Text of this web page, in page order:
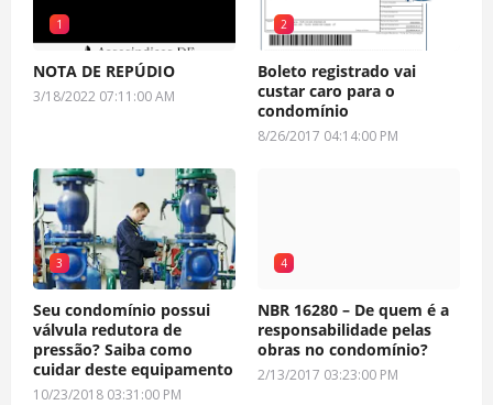
1
NOTA DE REPÚDIO
3/18/2022 07:11:00 AM
2
Boleto registrado vai
custar caro para o
condomínio
8/26/2017 04:14:00 PM
3
Seu condomínio possui
válvula redutora de
pressão? Saiba como
cuidar deste equipamento
10/23/2018 03:31:00 PM
4
NBR 16280 – De quem é a
responsabilidade pelas
obras no condomínio?
2/13/2017 03:23:00 PM